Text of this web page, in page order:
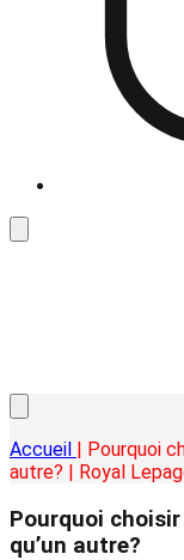
Accueil | Pourquoi
autre? | Royal
Pourquoi
qu’un autre?